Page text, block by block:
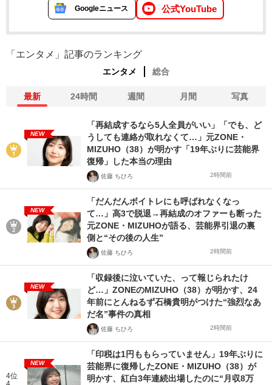
Googleニュース 公式YouTube
「エンタメ」記事のランキング
エンタメ 総合
最新 24時間 週間 月間 写真
NEW
「再結成するなら5人全員がいい」「でも、ど
うしても連絡が取れなくて…」元ZONE・
MIZUHO（38）が明かす「19年ぶりに芸能界
復帰」した本当の理由
佐藤 ちひろ 2時間前
NEW
「だんだんボイトレにも呼ばれなくなっ
て…」高3で脱退→再結成のオファーも断った
元ZONE・MIZUHOが語る、芸能界引退の裏
側と“その後の人生”
佐藤 ちひろ 2時間前
NEW
「収録後に泣いていた、って報じられたけ
ど…」ZONEのMIZUHO（38）が明かす、24
年前にとんねるず石橋貴明がつけた“強烈なあ
だ名”事件の真相
佐藤 ちひろ 2時間前
4位
NEW
「印税は1円ももらっていません」19年ぶりに
芸能界に復帰したZONE・MIZUHO（38）が
明かす、紅白3年連続出場したのに“月収8万